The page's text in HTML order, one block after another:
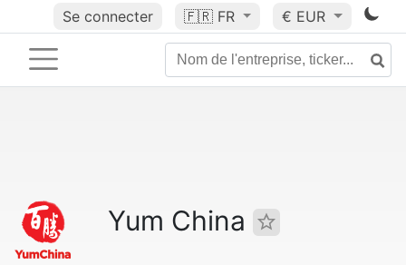
Se connecter 🇫🇷 FR € EUR
Yum China